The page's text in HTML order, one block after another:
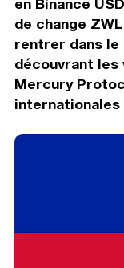
en Binance
de change
rentrer dans le
découvrant les
Mercury
internationales